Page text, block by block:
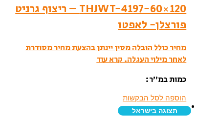
THJWT-4197-60×120 – ריצוף גרניט
פורצלן- לאפטו
מחיר כולל הובלה מסין יינתן בהצעת מחיר מסודרת
לאחר מילוי העגלה.קרא עוד
כמות במ”ר:
הוספה לסל הבקשות
תצוגה בישראל